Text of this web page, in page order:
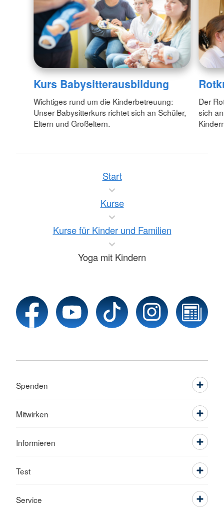
Kurs Babysitterausbildung
Wichtiges rund um die Kinderbetreuung:
Unser Babysitterkurs richtet sich an Schüler,
Eltern und Großeltern.
Der
sich
Start
Kurse
Kurse für Kinder und Familien
Yoga mit Kindern
Spenden
Mitwirken
Informieren
Test
Service